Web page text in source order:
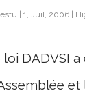
|1, Juil, 2006
DADVSI